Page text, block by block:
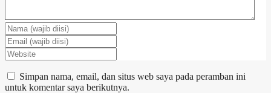
Simpan nama, email, dan situs web saya pada peramban ini
untuk komentar saya berikutnya.